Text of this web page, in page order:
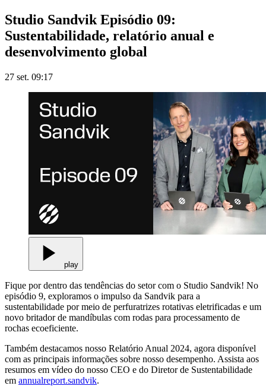
Studio Sandvik Episódio 09:
Sustentabilidade, relatório anual e
desenvolvimento global
27 set. 09:17
play
Fique por dentro das tendências do setor com o Studio Sandvik! No
episódio 9, exploramos o impulso da Sandvik para a
sustentabilidade por meio de perfuratrizes rotativas eletrificadas e um
novo britador de mandíbulas com rodas para processamento de
rochas ecoeficiente.
Também destacamos nosso Relatório Anual 2024, agora disponível
com as principais informações sobre nosso desempenho. Assista aos
resumos em vídeo do nosso CEO e do Diretor de Sustentabilidade
em annualreport.sandvik.